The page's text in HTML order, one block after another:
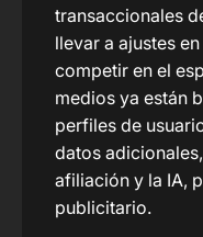
transaccionales
llevar a ajustes
competir en el
medios ya están
perfiles de
datos
afiliación y la IA,
publicitario.